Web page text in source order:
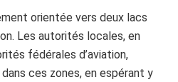
orientée vers deux lacs
Les autorités locales, en
fédérales d’aviation,
ces zones, en espérant y